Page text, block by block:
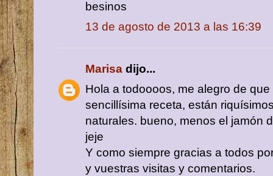
besinos
13 de agosto de 2013 a las 16:39
Marisa dijo...
Hola a todoooos, me alegro de
sencillísima receta, están
naturales. bueno, menos el jamón
jeje
Y como siempre gracias a todos
y vuestras visitas y comentarios.